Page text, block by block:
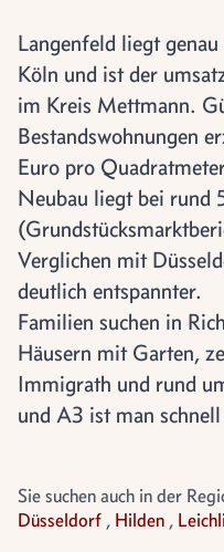
Langenfeld liegt
Köln und ist der
im Kreis Mettmann.
Bestandswohnungen
Euro pro
Neubau liegt bei rund
Verglichen mit
deutlich entspannter.
Familien suchen in
Häusern mit Garten,
Immigrath und rund
und A3 ist man
Sie suchen auch in der
Düsseldorf , Hilden ,